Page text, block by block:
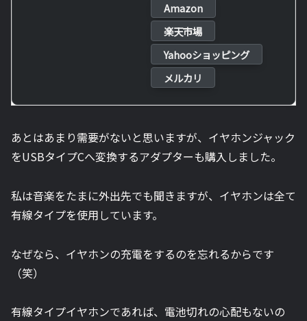
Amazon
楽天市場
Yahooショッピング
メルカリ
あとはあまり需要がないと思いますが、イヤホンジャック
をUSBタイプCへ変換するアダプターも購入しました。
私は音楽をたまに外出先でも聞きますが、イヤホンは全て
有線タイプを使用しています。
なぜなら、イヤホンの充電をするのを忘れるからです
（笑）
有線タイプイヤホンであれば、電池切れの心配もないの